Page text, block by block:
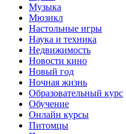
Музыка
Мюзикл
Настольные игры
Наука и техника
Недвижимость
Новости кино
Новый год
Ночная жизнь
Образовательный курс
Обучение
Онлайн курсы
Питомцы